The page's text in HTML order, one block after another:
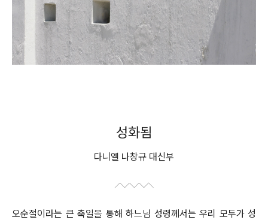
성화됨
다니엘 나창규 대신부
오순절이라는 큰 축일을 통해 하느님 성령께서는 우리 모두가 성